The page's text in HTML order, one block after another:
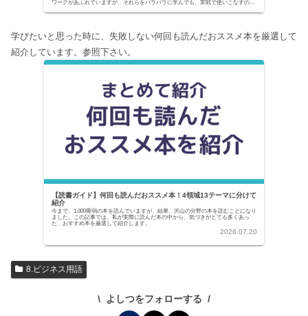
ワークがあふれていますが、それらをバラバラに学んでも、実戦で使いこなすのは
学びたいと思った時に、失敗しない何回も読んだおススメ本を厳選して
紹介しています。参照下さい。
【読書ガイド】何回も読んだおススメ本！4領域13テーマに分けて
紹介
今まで、1,000冊弱の本を読んでいますが、結果、沢山の分野の本を読むことになり
ました。この記事では、私が実際に読んだ本の中から、気づきがとても多くあっ
た、おすすめ本を厳選して紹介します。
2026.07.20
8.ビジネス用語
よしつをフォローする